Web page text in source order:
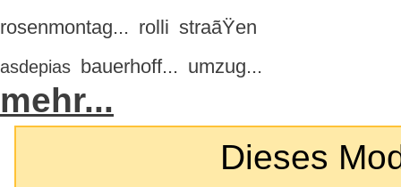
rosenmontag... rolli straãŸen
asdepias bauerhoff... umzug...
mehr...
Dieses